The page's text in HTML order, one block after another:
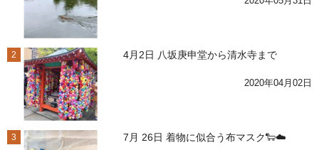
2 4月2日 八坂庚申堂から清水寺まで
2020年04月02日
3 7月 26日 着物に似合う布マスク🐑☁️